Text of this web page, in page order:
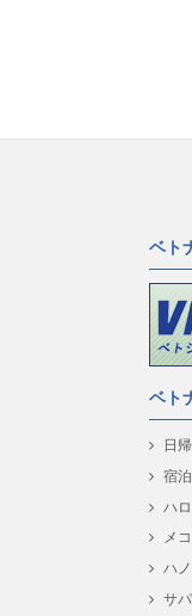
ベト
ベト
日
宿
ハ
メ
ハ
サパ